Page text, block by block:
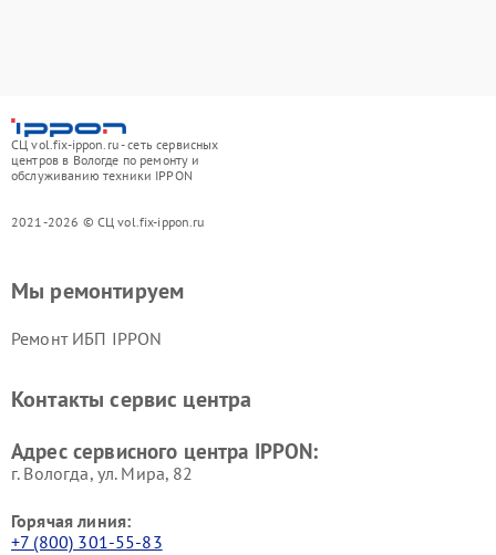
СЦ vol.fix-ippon.ru - сеть сервисных
центров в Вологде по ремонту и
обслуживанию техники IPPON
2021-2026 © СЦ vol.fix-ippon.ru
Мы ремонтируем
Ремонт ИБП IPPON
Контакты сервис центра
Адрес сервисного центра IPPON:
г. Вологда, ул. Мира, 82
Горячая линия:
+7 (800) 301-55-83